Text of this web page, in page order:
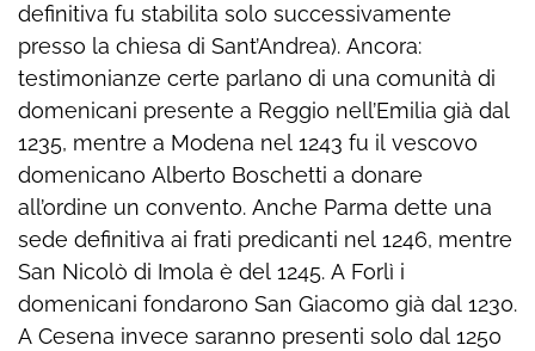
definitiva fu stabilita solo successivamente
presso la chiesa di Sant’Andrea). Ancora:
testimonianze certe parlano di una comunità di
domenicani presente a Reggio nell’Emilia già dal
1235, mentre a Modena nel 1243 fu il vescovo
domenicano Alberto Boschetti a donare
all’ordine un convento. Anche Parma dette una
sede definitiva ai frati predicanti nel 1246, mentre
San Nicolò di Imola è del 1245. A Forlì i
domenicani fondarono San Giacomo già dal 1230.
A Cesena invece saranno presenti solo dal 1250